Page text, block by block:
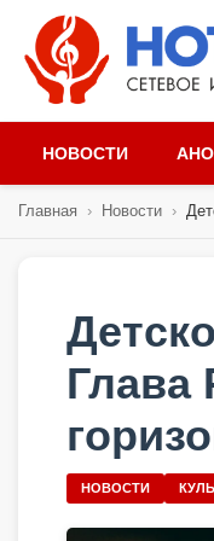
НОВОСТИ
Главная › Новости ›
Глава
НОВОСТИ